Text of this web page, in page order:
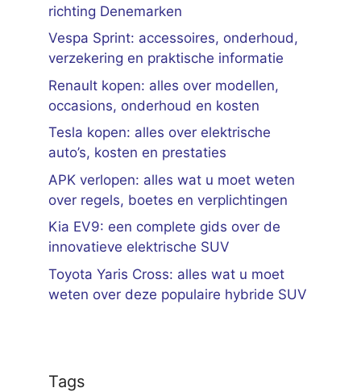
richting Denemarken
Vespa Sprint: accessoires, onderhoud,
verzekering en praktische informatie
Renault kopen: alles over modellen,
occasions, onderhoud en kosten
Tesla kopen: alles over elektrische
auto’s, kosten en prestaties
APK verlopen: alles wat u moet weten
over regels, boetes en verplichtingen
Kia EV9: een complete gids over de
innovatieve elektrische SUV
Toyota Yaris Cross: alles wat u moet
weten over deze populaire hybride SUV
Tags